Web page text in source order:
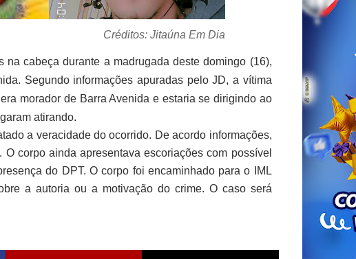
Créditos: Jitaúna Em Dia
cabeça durante a madrugada deste domingo (16),
Segundo informações apuradas pelo JD, a vítima
morador de Barra Avenida e estaria se dirigindo ao
atirando.
a veracidade do ocorrido. De acordo informações,
corpo ainda apresentava escoriações com possível
do DPT. O corpo foi encaminhado para o IML
a autoria ou a motivação do crime. O caso será